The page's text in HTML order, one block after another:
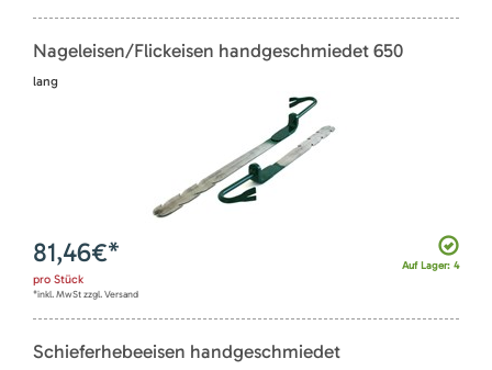
Nageleisen/Flickeisen handgeschmiedet 650
lang
Auf Lager: 4
81,46€*
pro Stück
*inkl. MwSt zzgl. Versand
Schieferhebeeisen handgeschmiedet